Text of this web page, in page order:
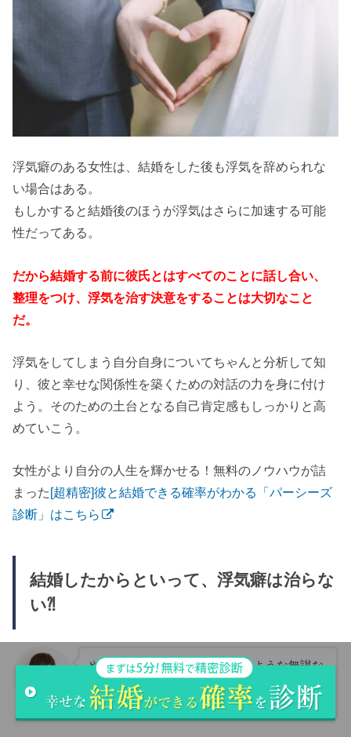
浮気癖のある女性は、結婚をした後も浮気を辞められな
い場合はある。
もしかすると結婚後のほうが浮気はさらに加速する可能
性だってある。
だから結婚する前に彼氏とはすべてのことに話し合い、
整理をつけ、浮気を治す決意をすることは大切なこと
だ。
浮気をしてしまう自分自身についてちゃんと分析して知
り、彼と幸せな関係性を築くための対話の力を身に付け
よう。そのための土台となる自己肯定感もしっかりと高
めていこう。
女性がより自分の人生を輝かせる！無料のノウハウが詰
まった [超精密]彼と結婚できる確率がわかる「パーシーズ
診断」はこちら
結婚したからといって、浮気癖は治らな
い⁈
やっと手に入れた結婚を手放すような無謀な
ことしない。結婚したからには強い意志をも
って浮気は辞められる！